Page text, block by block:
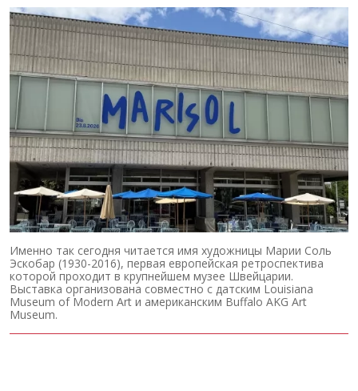
Именно так сегодня читается имя художницы Марии Соль
Эскобар (1930-2016), первая европейская ретроспектива
которой проходит в крупнейшем музее Швейцарии.
Выставка организована совместно с датским Louisiana
Museum of Modern Art и американским Buffalo AKG Art
Museum.